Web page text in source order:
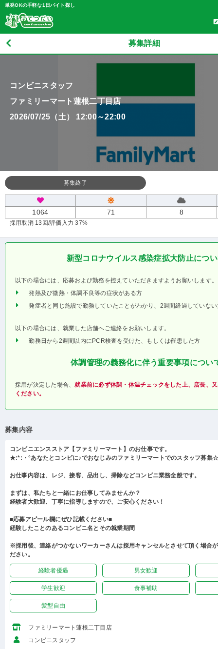
単発OKの手軽な1日バイト探し
募集詳細
コンビニスタッフ
ファミリーマート蓮根二丁目店
2026/07/25（土） 12:00～22:00
募集終了
1064 71 8
採用取消 13回/評価入力 37%
新型コロナウイルス感染症拡大防止につ
以下の場合には、応募および勤務を控えていただきますようお願いします。
発熱及び微熱・体調不良等の症状がある方
発症者と同じ施設で勤務していたことがわかり、2週間経過していな
以下の場合には、就業した店舗へご連絡をお願いします。
勤務日から2週間以内にPCR検査を受けた、もしくは罹患した方
体調管理の義務化に伴う重要事項につい
採用が決定した場合、就業前に必ず体調・体温チェックをした上、店長、
ください。
募集内容
コンビニエンスストア【ファミリーマート】のお仕事です。
★:*:・°あなたとコンビに♪でおなじみのファミリーマートでのスタッフ募集
お仕事内容は、レジ、接客、品出し、掃除などコンビニ業務全般です。
まずは、私たちと一緒にお仕事してみませんか？
経験者大歓迎、丁寧に指導しますので、ご安心ください！
■応募アピール欄にぜひ記載ください■
経験したことのあるコンビニ名とその就業期間
※採用後、連絡がつかないワーカーさんは採用キャンセルとさせて頂く場合
ださい。
経験者優遇 男女歓迎
学生歓迎 食事補助
髪型自由
ファミリーマート蓮根二丁目店
コンビニスタッフ